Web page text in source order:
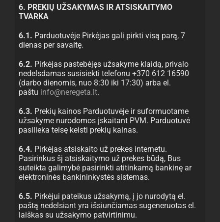
6. PREKIŲ UŽSAKYMAS IR ATSISKAITYMO
TVARKA
6.1. Parduotuvėje Pirkėjas gali pirkti visą parą, 7
dienas per savaitę.
6.2. Pirkėjas pastebėjęs užsakyme klaidą, privalo
nedelsdamas susisiekti telefonu +370 612 16590
(darbo dienomis, nuo 8:30 iki 17:30) arba el.
paštu info@neregeta.lt.
6.3. Prekių kainos Parduotuvėje ir suformuotame
užsakyme nurodomos įskaitant PVM. Parduotuvė
pasilieka teisę keisti prekių kainas.
6.4. Pirkėjas atsiskaito už prekes internetu.
Pasirinkus šį atsiskaitymo už prekes būdą, Bus
suteikta galimybė pasirinkti atitinkamą bankinę ar
elektroninės bankininkystės sistemas.
6.5. Pirkėjui pateikus užsakymą, į jo nurodytą el.
paštą nedelsiant yra išsiunčiamas sugeneruotas el.
laiškas su užsakymo patvirtinimu.